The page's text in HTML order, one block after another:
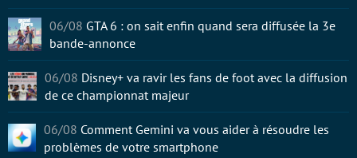
06/08 GTA 6 : on sait enfin quand sera diffusée la 3e
bande-annonce
06/08 Disney+ va ravir les fans de foot avec la diffusion
de ce championnat majeur
06/08 Comment Gemini va vous aider à résoudre les
problèmes de votre smartphone